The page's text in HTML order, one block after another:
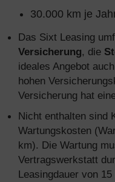
30.000 km je
Das Sixt Leasing
Versicherung, die
ideales Angebot
hohen
Versicherung hat
Nicht enthalten sind
Wartungskosten
km). Die Wartung
Vertragswerkstatt
Leasingdauer von